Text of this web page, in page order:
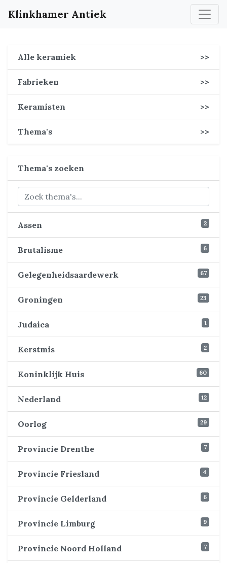
Klinkhamer Antiek
Alle keramiek >>
Fabrieken >>
Keramisten >>
Thema's >>
Thema's zoeken
Assen 2
Brutalisme 6
Gelegenheidsaardewerk 67
Groningen 23
Judaica 1
Kerstmis 2
Koninklijk Huis 60
Nederland 12
Oorlog 29
Provincie Drenthe 7
Provincie Friesland 4
Provincie Gelderland 6
Provincie Limburg 9
Provincie Noord Holland 7